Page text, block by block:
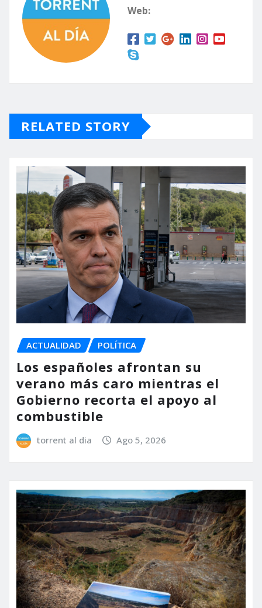
Web:
RELATED STORY
ACTUALIDAD POLÍTICA
Los españoles afrontan su
verano más caro mientras el
Gobierno recorta el apoyo al
combustible
torrent al dia Ago 5, 2026